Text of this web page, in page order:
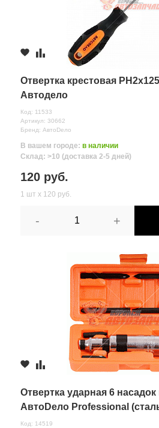
Отвертка крестовая
Автодело
Код: 11533
Артикул: 30662
Бренд: АвтоDело
В вашем городе: в наличии
Склад: >10 (доставка 2-5 дней)
120 руб.
1 шт х 120 руб.
- +
Отвертка ударная 6
АвтоDело Professional
Код: 14519